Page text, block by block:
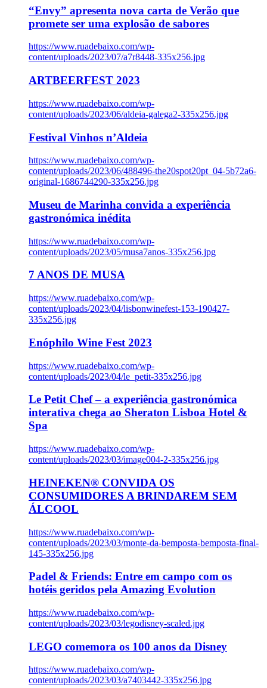
“Envy” apresenta nova carta de Verão que
promete ser uma explosão de sabores
https://www.ruadebaixo.com/wp-
content/uploads/2023/07/a7r8448-335x256.jpg
ARTBEERFEST 2023
https://www.ruadebaixo.com/wp-
content/uploads/2023/06/aldeia-galega2-335x256.jpg
Festival Vinhos n’Aldeia
https://www.ruadebaixo.com/wp-
content/uploads/2023/06/488496-the20spot20pt_04-5b72a6-
original-1686744290-335x256.jpg
Museu de Marinha convida a experiência
gastronómica inédita
https://www.ruadebaixo.com/wp-
content/uploads/2023/05/musa7anos-335x256.jpg
7 ANOS DE MUSA
https://www.ruadebaixo.com/wp-
content/uploads/2023/04/lisbonwinefest-153-190427-
335x256.jpg
Enóphilo Wine Fest 2023
https://www.ruadebaixo.com/wp-
content/uploads/2023/04/le_petit-335x256.jpg
Le Petit Chef – a experiência gastronómica
interativa chega ao Sheraton Lisboa Hotel &
Spa
https://www.ruadebaixo.com/wp-
content/uploads/2023/03/image004-2-335x256.jpg
HEINEKEN® CONVIDA OS
CONSUMIDORES A BRINDAREM SEM
ÁLCOOL
https://www.ruadebaixo.com/wp-
content/uploads/2023/03/monte-da-bemposta-bemposta-final-
145-335x256.jpg
Padel & Friends: Entre em campo com os
hotéis geridos pela Amazing Evolution
https://www.ruadebaixo.com/wp-
content/uploads/2023/03/legodisney-scaled.jpg
LEGO comemora os 100 anos da Disney
https://www.ruadebaixo.com/wp-
content/uploads/2023/03/a7403442-335x256.jpg